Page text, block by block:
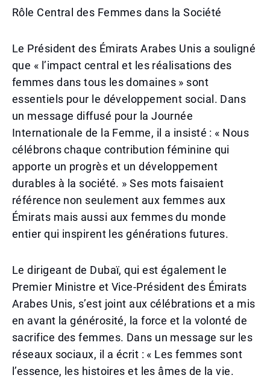
Rôle Central des Femmes dans la Société
Le Président des Émirats Arabes Unis a souligné
que « l’impact central et les réalisations des
femmes dans tous les domaines » sont
essentiels pour le développement social. Dans
un message diffusé pour la Journée
Internationale de la Femme, il a insisté : « Nous
célébrons chaque contribution féminine qui
apporte un progrès et un développement
durables à la société. » Ses mots faisaient
référence non seulement aux femmes aux
Émirats mais aussi aux femmes du monde
entier qui inspirent les générations futures.
Le dirigeant de Dubaï, qui est également le
Premier Ministre et Vice-Président des Émirats
Arabes Unis, s’est joint aux célébrations et a mis
en avant la générosité, la force et la volonté de
sacrifice des femmes. Dans un message sur les
réseaux sociaux, il a écrit : « Les femmes sont
l’essence, les histoires et les âmes de la vie.